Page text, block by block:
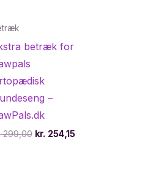
betræk for
–
299,00 Den
kr.254,15Den